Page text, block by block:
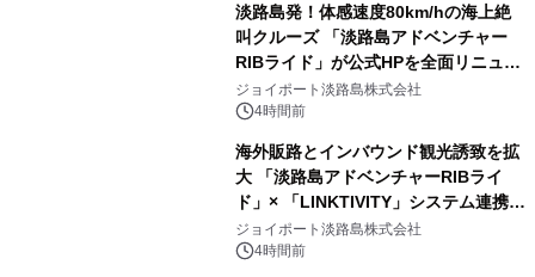
淡路島発！体感速度80km/hの海上絶
叫クルーズ 「淡路島アドベンチャー
RIBライド」が公式HPを全面リニュー
アル！ ～スマホで即予約完了の「スマ
ート設計」へ刷新～
ジョイポート淡路島株式会社
4時間前
海外販路とインバウンド観光誘致を拡
大 「淡路島アドベンチャーRIBライ
ド」× 「LINKTIVITY」システム連携を
開始！
ジョイポート淡路島株式会社
4時間前